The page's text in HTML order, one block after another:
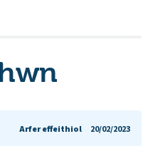
Arfer effeithiol 20/02/2023